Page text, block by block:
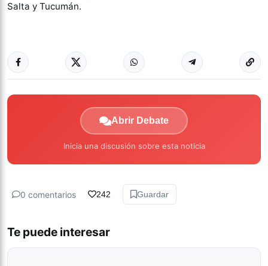
Salta y Tucumán.
Abrir Debate
Inicia una discusión sobre esta noticia
0 comentarios 242 Guardar
Te puede interesar